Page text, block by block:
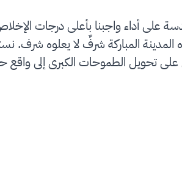
على أداء واجبنا بأعلى درجات
المباركة شرفٌ لا يعلوه شرف.
ونعمل على تحويل الطموحات الكبرى